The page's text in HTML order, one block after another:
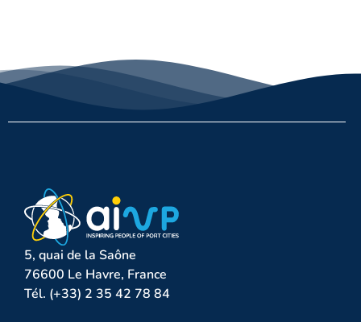
5, quai de la Saône
76600 Le Havre, France
Tél. (+33) 2 35 42 78 84